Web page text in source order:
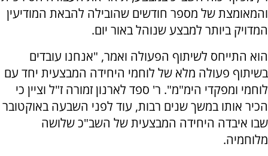
והמאומצת של מספר חודשים שהובילה להבאת המודיעין
המדויק ביותר למבצע שנוהל באור יום.
הוא התייחס לשיתוף הפעולה ואמר, "אנחנו עובדים
בשיתוף פעולה מלא של לוחמי היחידה המבצעית יחד עם
לוחמי ומפקדי הימ"מ". ר' ספד לארנון זמורה ז"ל וציין כי
הכיר אותו במשך שנים רבות, עוד לפני השבעה באוקטובר
שבו איבדה היחידה המבצעית של השב"כ שלושה
מלוחמיה.